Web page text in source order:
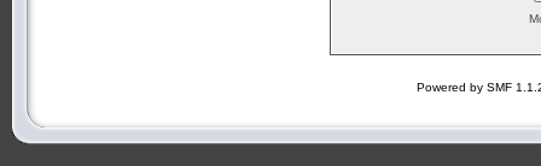
Powered by SMF